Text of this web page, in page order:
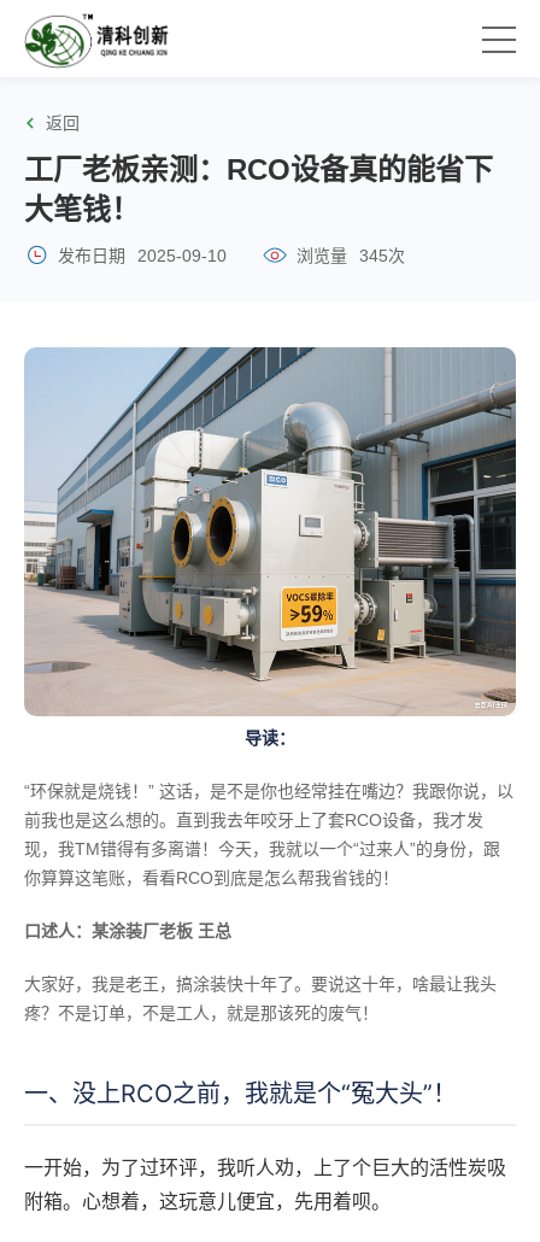
返回
工厂老板亲测：RCO设备真的能省下
大笔钱！
发布日期 2025-09-10 浏览量 345次
导读：
“环保就是烧钱！” 这话，是不是你也经常挂在嘴边？我跟你说，以
前我也是这么想的。直到我去年咬牙上了套RCO设备，我才发
现，我TM错得有多离谱！今天，我就以一个“过来人”的身份，跟
你算算这笔账，看看RCO到底是怎么帮我省钱的！
口述人：某涂装厂老板 王总
大家好，我是老王，搞涂装快十年了。要说这十年，啥最让我头
疼？不是订单，不是工人，就是那该死的废气！
一、没上RCO之前，我就是个“冤大头”！
一开始，为了过环评，我听人劝，上了个巨大的活性炭吸
附箱。心想着，这玩意儿便宜，先用着呗。